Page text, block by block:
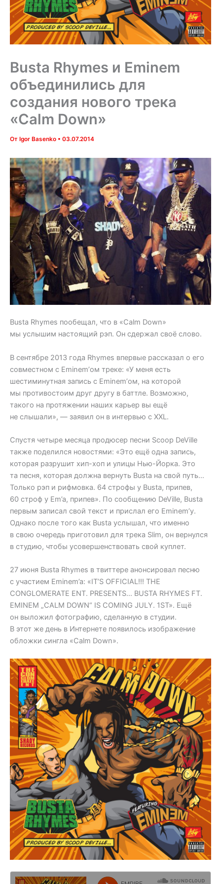
Busta Rhymes и Eminem
объединились для
создания нового трека
«Calm Down»
От Igor Basenko • 03.07.2014
Busta Rhymes пообещал, что в «Calm Down»
мы услышим настоящий рэп. Он сдержал своё слово.
В сентябре 2013 года Rhymes впервые рассказал о его
совместном с Eminem’ом треке: «У меня есть
шестиминутная запись с Eminem’ом, на которой
мы противостоим друг другу в баттле. Возможно,
такого на протяжении наших карьер вы ещё
не слышали», — заявил он в интервью с XXL.
Спустя четыре месяца продюсер песни Scoop DeVille
также поделился новостями: «Это ещё одна запись,
которая разрушит хип-хоп и улицы Нью-Йорка. Это
та песня, которая должна вернуть Busta на свой путь…
Только рэп и рифмовка. 64 строфы у Busta, припев,
60 строф у Em’a, припев». По сообщению DeVille, Busta
первым записал свой текст и прислал его Eminem’у.
Однако после того как Busta услышал, что именно
в свою очередь приготовил для трека Slim, он вернулся
в студию, чтобы усовершенствовать свой куплет.
27 июня Busta Rhymes в твиттере анонсировал песню
с участием Eminem’a: «IT’S OFFICIAL!!! THE
CONGLOMERATE ENT. PRESENTS… BUSTA RHYMES FT.
EMINEM „CALM DOWN“ IS COMING JULY. 1ST». Ещё
он выложил фотографию, сделанную в студии.
В этот же день в Интернете появилось изображение
обложки сингла «Calm Down».